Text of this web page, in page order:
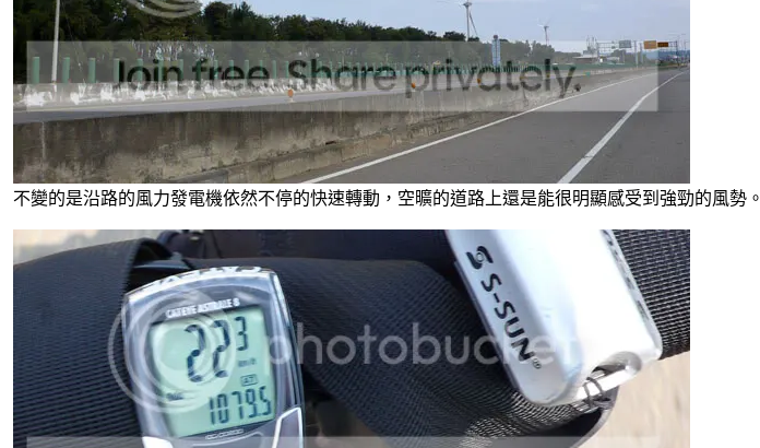
不變的是沿路的風力發電機依然不停的快速轉動，空曠的道路上還是能很明顯感受到強勁的風勢。